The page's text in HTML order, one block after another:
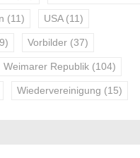
(11) USA(11)
Vorbilder (37)
Weimarer Republik (104)
Wiedervereinigung (15)